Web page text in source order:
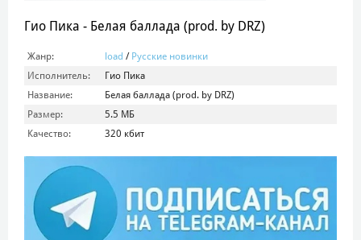
Гио Пика - Белая баллада (prod. by DRZ)
Жанр: load / Русские новинки
Исполнитель:
Гио Пика
Название:
Белая баллада (prod. by DRZ)
Размер:
5.5 МБ
Качество:
320 кбит